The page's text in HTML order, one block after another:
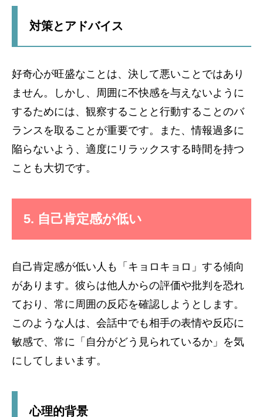
対策とアドバイス
好奇心が旺盛なことは、決して悪いことではあり
ません。しかし、周囲に不快感を与えないように
するためには、観察することと行動することのバ
ランスを取ることが重要です。また、情報過多に
陥らないよう、適度にリラックスする時間を持つ
ことも大切です。
5. 自己肯定感が低い
自己肯定感が低い人も「キョロキョロ」する傾向
があります。彼らは他人からの評価や批判を恐れ
ており、常に周囲の反応を確認しようとします。
このような人は、会話中でも相手の表情や反応に
敏感で、常に「自分がどう見られているか」を気
にしてしまいます。
心理的背景